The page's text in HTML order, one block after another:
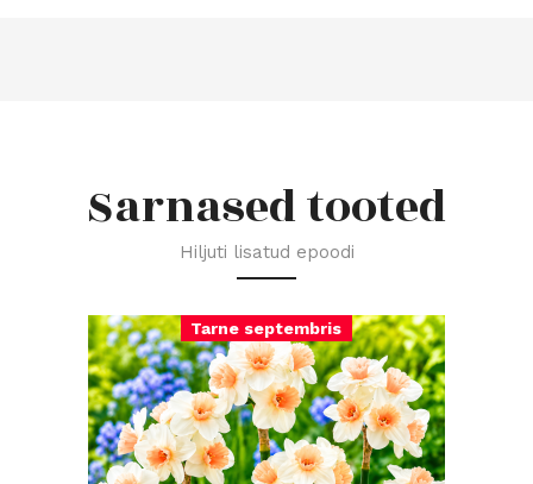
Sarnased tooted
Hiljuti lisatud epoodi
Tarne septembris